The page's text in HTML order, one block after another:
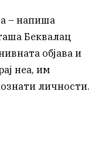
– напиша
Беквалац
објава и
неа, им
личности.